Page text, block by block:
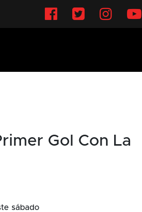
Gol Con La
sábado